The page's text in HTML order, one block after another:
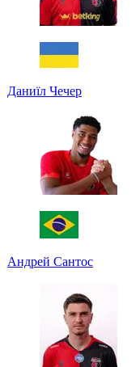
Даниїл Чечер
Андрей Сантос